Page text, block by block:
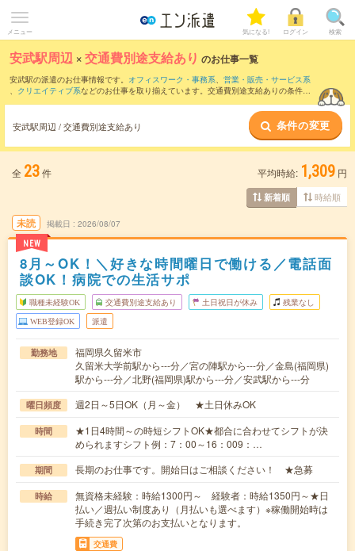
メニュー 気になる! ログイン 検索
安武駅周辺 ×交通費別途支給あり のお仕事一覧
安武駅の派遣のお仕事情報です。 オフィスワーク・事務系、 営業・販売・サービス系
、 クリエイティブ系などのお仕事を取り揃えています。交通費別途支給ありの条件の
安武駅周辺 / 交通費別途支給あり 条件の変更
全 23件 平均時給: 1,309 円
新着順 時給順
未読
NEW
掲載日 2026/08/07
8月～OK！＼好きな時間曜日で働ける／電話面
談OK！病院での生活サポ
職種未経験OK 交通費別途支給あり 土日祝日が休み 残業なし
WEB登録OK 派遣
勤務地
福岡県久留米市
久留米大学前駅から---分／宮の陣駅から---分／金島(福岡県)
駅から---分／北野(福岡県)駅から---分／安武駅から---分
曜日頻度 週2日～5日OK（月～金） ★土日休みOK
時間
★1日4時間～の時短シフトOK★都合に合わせてシフトが決
められますシフト例：7：00～16：009：…
期間 長期のお仕事です。開始日はご相談ください！ ★急募
時給
無資格未経験：時給1300円～ 経験者：時給1350円～★日
払い／週払い制度あり（月払いも選べます）※稼働開始時は
手続き完了次第のお支払いとなります。
交通費